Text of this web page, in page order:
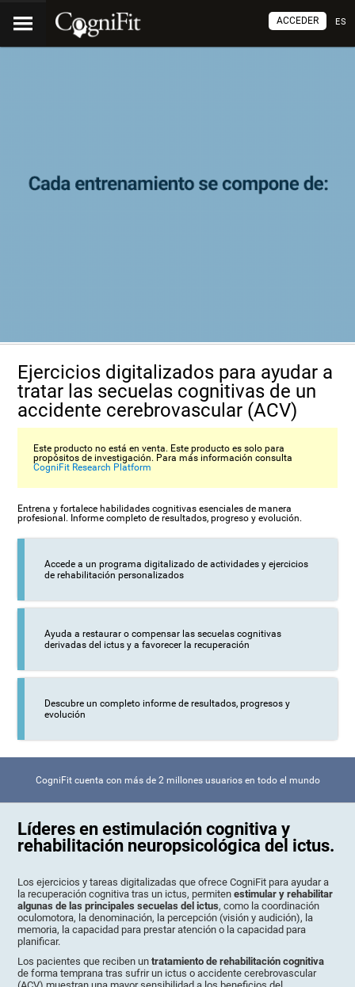
ES
ACCEDER
Ejercicios digitalizados para ayudar a
tratar las secuelas cognitivas de un
accidente cerebrovascular (ACV)
Este producto no está en venta. Este producto es solo para
propósitos de investigación. Para más información consulta
CogniFit Research Platform
Entrena y fortalece habilidades cognitivas esenciales de manera
profesional. Informe completo de resultados, progreso y evolución.
Accede a un programa digitalizado de actividades y ejercicios
de rehabilitación personalizados
Ayuda a restaurar o compensar las secuelas cognitivas
derivadas del ictus y a favorecer la recuperación
Descubre un completo informe de resultados, progresos y
evolución
CogniFit cuenta con más de 2 millones usuarios en todo el mundo
Líderes en estimulación cognitiva y
rehabilitación neuropsicológica del ictus.
Los ejercicios y tareas digitalizadas que ofrece CogniFit para ayudar a
la recuperación cognitiva tras un ictus, permitenestimular y rehabilitar
algunas de las principales secuelas del ictus, como la coordinación
oculomotora, la denominación, la percepción (visión y audición), la
memoria, la capacidad para prestar atención o la capacidad para
planificar.
Los pacientes que reciben untratamiento de rehabilitación cognitiva
de forma temprana tras sufrir un ictus o accidente cerebrovascular